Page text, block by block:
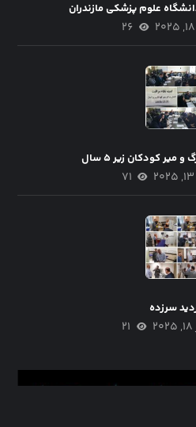
علوم پزشکی مازندران
۲۶
میر کودکان زیر ۵ سال
۷۱
سرزده
۲۱